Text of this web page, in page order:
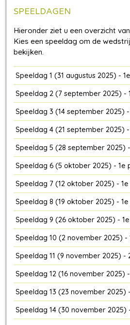
SPEELDAGEN
Speeldag 1 (31 augustus 2025) -
Speeldag 2 (7 september 2025) -
Speeldag 3 (14 september 2025)
Speeldag 4 (21 september 2025)
Speeldag 5 (28 september 2025)
Speeldag 6 (5 oktober 2025) - 1e
Speeldag 7 (12 oktober 2025) -
Speeldag 8 (19 oktober 2025) -
Speeldag 9 (26 oktober 2025) -
Speeldag 10 (2 november 2025) -
Speeldag 11 (9 november 2025) -
Speeldag 12 (16 november 2025)
Speeldag 13 (23 november 2025)
Speeldag 14 (30 november 2025)